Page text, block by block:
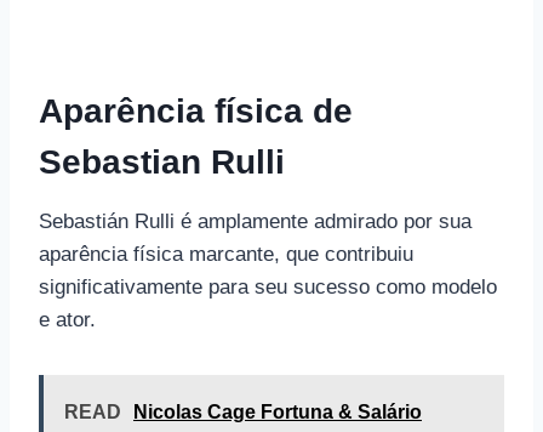
Aparência física de
Sebastian Rulli
Sebastián Rulli é amplamente admirado por sua
aparência física marcante, que contribuiu
significativamente para seu sucesso como modelo
e ator.
READ Nicolas Cage Fortuna & Salário